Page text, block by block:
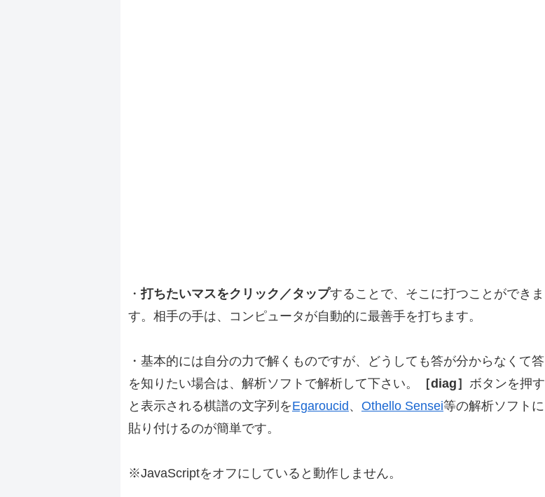
・打ちたいマスをクリック／タップすることで、そこに打つことができま
す。相手の手は、コンピュータが自動的に最善手を打ちます。
・基本的には自分の力で解くものですが、どうしても答が分からなくて答
を知りたい場合は、解析ソフトで解析して下さい。
［diag］ ボタンを押す
と表示される棋譜の文字列をEgaroucid 、 Othello Sensei等の解析ソフトに
貼り付けるのが簡単です。
※JavaScriptをオフにしていると動作しません。